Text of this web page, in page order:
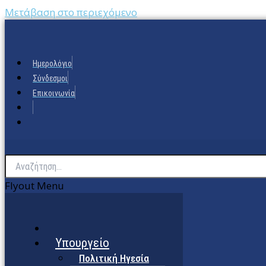
Μετάβαση στο περιεχόμενο
Ημερολόγιο
Σύνδεσμοι
Επικοινωνία
Flyout Menu
Υπουργείο
Πολιτική Ηγεσία